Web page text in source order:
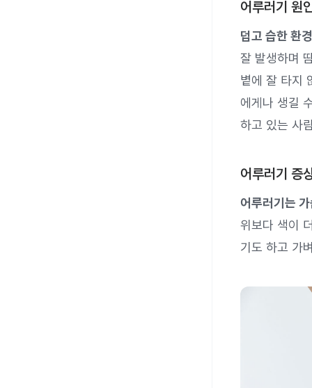
어루러기 원
덥고 습한 환
잘 발생하며
볕에 잘 타지
에게나 생길
하고 있는 사
어루러기 증
어루러기는
위보다 색이
기도 하고 가